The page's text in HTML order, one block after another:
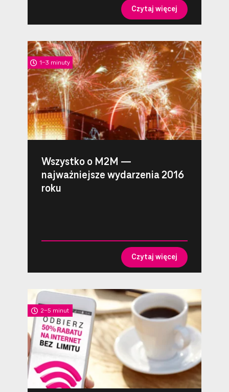
Czytaj więcej
1-3 minuty
Wszystko o M2M —
najważniejsze wydarzenia 2016
roku
Czytaj więcej
2-5 minut